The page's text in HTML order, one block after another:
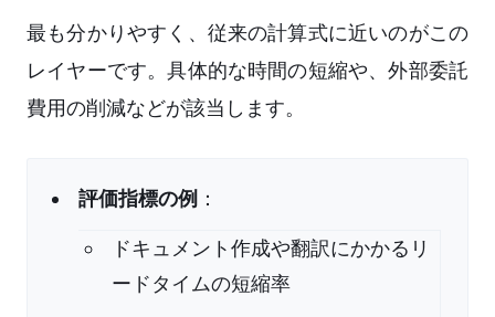
最も分かりやすく、従来の計算式に近いのがこの
レイヤーです。具体的な時間の短縮や、外部委託
費用の削減などが該当します。
評価指標の例 ：
ドキュメント作成や翻訳にかかるリ
ードタイムの短縮率